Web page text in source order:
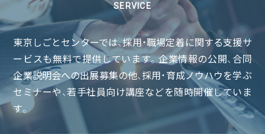
SERVICE
東京しごとセンターでは、採用・職場定着に関する支援サ
ービスも無料で提供しています。企業情報の公開、合同
企業説明会への出展募集の他、採用・育成ノウハウを学ぶ
セミナーや、若手社員向け講座などを随時開催していま
す。